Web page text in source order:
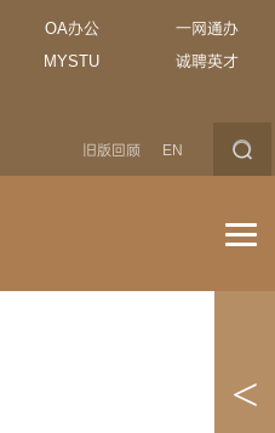
OA办公
一网通办
MYSTU
诚聘英才
旧版回顾 EN
<